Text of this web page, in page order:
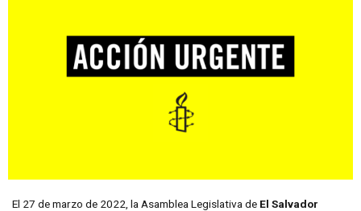
El 27 de marzo de 2022, la Asamblea Legislativa de El Salvador